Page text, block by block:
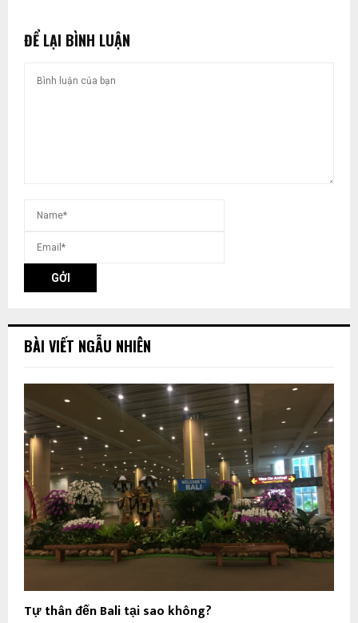
ĐỂ LẠI BÌNH LUẬN
BÀI VIẾT NGẪU NHIÊN
Tự thân đến Bali tại sao không?